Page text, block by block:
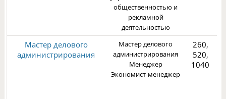
общественностью и
рекламной
деятельностью
Мастер делового
администрирования
Мастер делового
администрирования
Менеджер
Экономист-менеджер
260,
520,
1040